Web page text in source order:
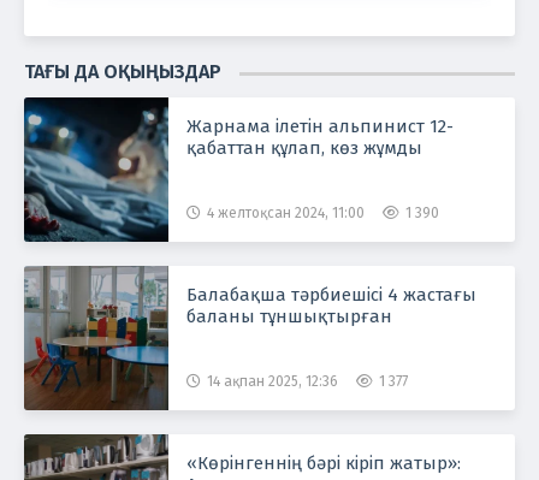
ТАҒЫ ДА ОҚЫҢЫЗДАР
Жарнама ілетін альпинист 12-
қабаттан құлап, көз жұмды
4 желтоқсан 2024, 11:00 1 390
Балабақша тәрбиешісі 4 жастағы
баланы тұншықтырған
14 ақпан 2025, 12:36 1 377
«Көрінгеннің бәрі кіріп жатыр»: